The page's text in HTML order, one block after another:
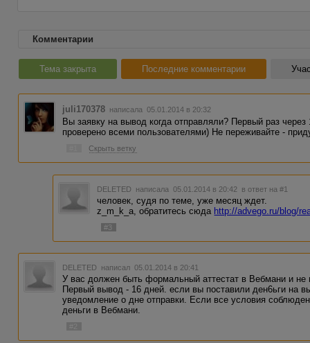
Комментарии
Тема закрыта Последние комментарии
juli170378 написала 05.01.2014 в 20:32
Вы заявку на вывод когда отправляли? Первый раз
проверено всеми пользователями) Не переживайте -
Скрыть ветку
DELETED написала 05.01.2014 в 20:42 в ответ на #1
человек, судя по теме, уже месяц ждет.
z_m_k_a, обратитесь сюда http://advego.ru/blog/
#3
DELETED написал 05.01.2014 в 20:41
У вас должен быть формальный аттестат в Вебмани и не
Первый вывод - 16 дней. если вы поставили ден6ьги на
уведомление о дне отправки. Если все условия
деньги в Вебмани.